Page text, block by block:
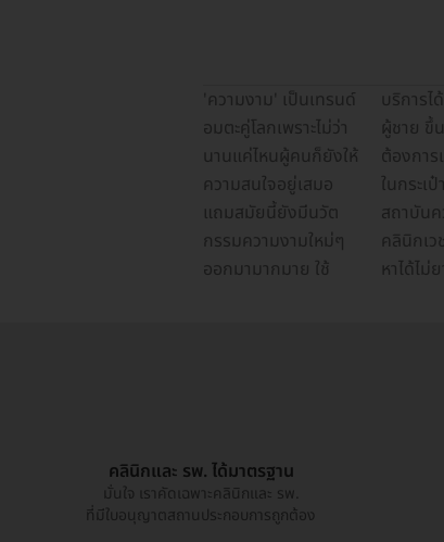
'ความงาม' เป็นเทรนด์
อมตะคู่โลกเพราะไม่ว่า
นานแค่ไหนผู้คนก็ยังให้
ความสนใจอยู่เสมอ
แถมสมัยนี้ยังมีนวัต
กรรมความงามใหม่ๆ
ออกมามากมาย ใช้
บริการได้ทั้งผู้หญิงและ
ผู้ชาย ขึ้นอยู่กับความ
ต้องการและงบประมาณ
ในกระเป๋าเท่านั้น ส่วน
สถาบันความงามและ
คลินิกเวชกรรมสมัยนี้ก็
หาได้ไม่ยาก ไม่ต่างจาก
ร้านอาหาร ร้านเบเกอรี่
ร้านชานมไข่มุก อย่าง
ทำหน้าเรียว ในย่าน
ต่างๆ ก็มีหลายแห่ง ขึ้น
อยู่กับการเลือกใช้
บริการของคุณเอง สาย
Beauty ที่กำลังตาม
หาสถาบันความงามและ
คลินิกเวชกรรมทั่ว
กรุงเทพฯ และปริมณฑล
แบบเจาะลึก มาดูกันเลย
ว่า ทำหน้าเรียว ย่าน
ต่างๆ มีที่ไหนบ้าง ที่ไหน
มีนวัตกรรมรุ่นล่า น่าไป
โดน มีไฮไลท์เด็ด แพ็กเก
จเยี่ยม และที่ไหนตอบ
โจทย์ได้มากที่สุดดูแพ็ก
เกจ ทำหน้าเรียว ตาม
ย่านต่างๆ เปรียบเทียบ
ราคา โปรโมชั่นล่าสุด
จากสถาบันความงาม
และคลินิกเวชกรรมได้ที่
นี่ หรือไม่พลาดทุกการ
อัปเดตแพ็กเกจต่างๆ
เมื่อกดเป็นเพื่อนทาง
คลินิกและ รพ. ได้มาตรฐาน
มั่นใจ เราคัดเฉพาะคลินิกและ รพ.
ที่มีใบอนุญาตสถานประกอบการถูกต้อง